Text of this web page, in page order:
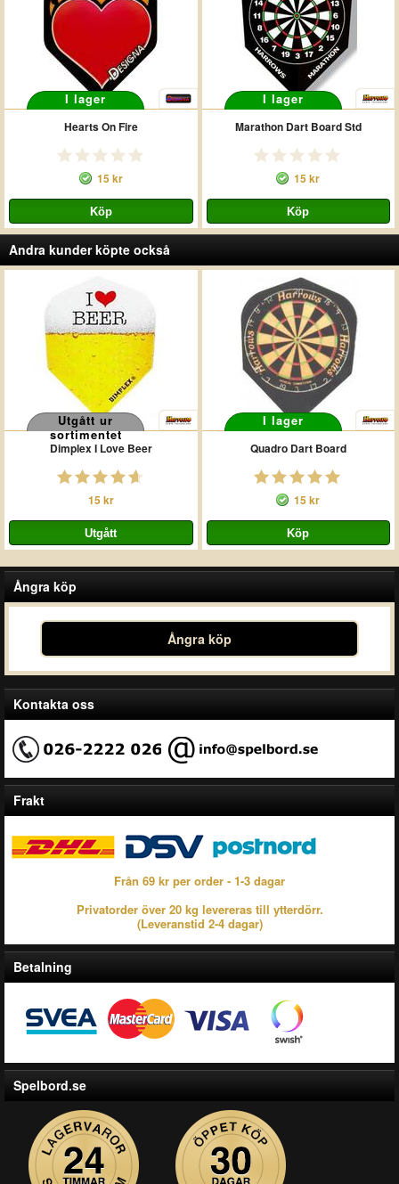
I lager
Hearts On Fire
15 kr
I lager
Marathon Dart Board Std
15 kr
Andra kunder köpte också
Utgått ur
sortimentet
Dimplex I Love Beer
15 kr
I lager
Quadro Dart Board
15 kr
Ångra köp
Ångra köp
Kontakta oss
Frakt
Från 69 kr per order - 1-3 dagar
Privatorder över 20 kg levereras till ytterdörr.
(Leveranstid 2-4 dagar)
Betalning
Spelbord.se